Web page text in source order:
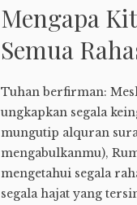
Mengapa
Semua
Tuhan berfirman:
ungkapkan segala
mungutip alquran
mengabulkanmu),
mengetahui segala
segala hajat yang